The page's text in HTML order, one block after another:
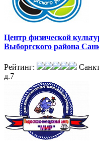
Центр физической
Выборгского района
Рейтинг:
д.7